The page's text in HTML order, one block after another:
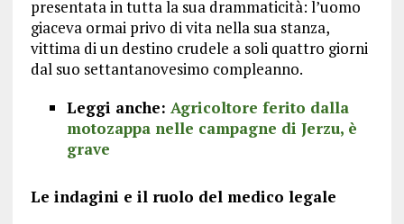
presentata in tutta la sua drammaticità: l’uomo
giaceva ormai privo di vita nella sua stanza,
vittima di un destino crudele a soli quattro giorni
dal suo settantanovesimo compleanno.
Leggi anche: Agricoltore ferito dalla
motozappa nelle campagne di Jerzu, è
grave
Le indagini e il ruolo del medico legale